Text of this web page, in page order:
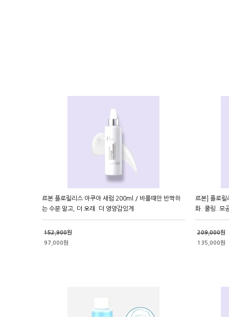
르본 플로릴리스 아쿠아 세럼 200ml / 바를때만 반짝하
는 수분 말고, 더 오래. 더 영양감있게
152,900원
97,000원
르본] 플로릴
화. 쿨링. 모
209,000원
135,000원